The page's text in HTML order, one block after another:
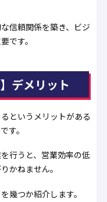
信頼関係を築き、ビジ
です。
デメリット
というメリットがある
す。
行うと、営業効率の低
かねません。
幾つか紹介します。